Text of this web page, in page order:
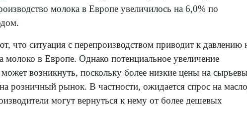
молока в Европе увеличилось на 6,0% по
что ситуация с перепроизводством приводит к давлению
в Европе. Однако потенциальное увеличение
может возникнуть, поскольку более низкие цены на
розничный рынок. В частности, ожидается спрос на
могут вернуться к нему от более дешевых